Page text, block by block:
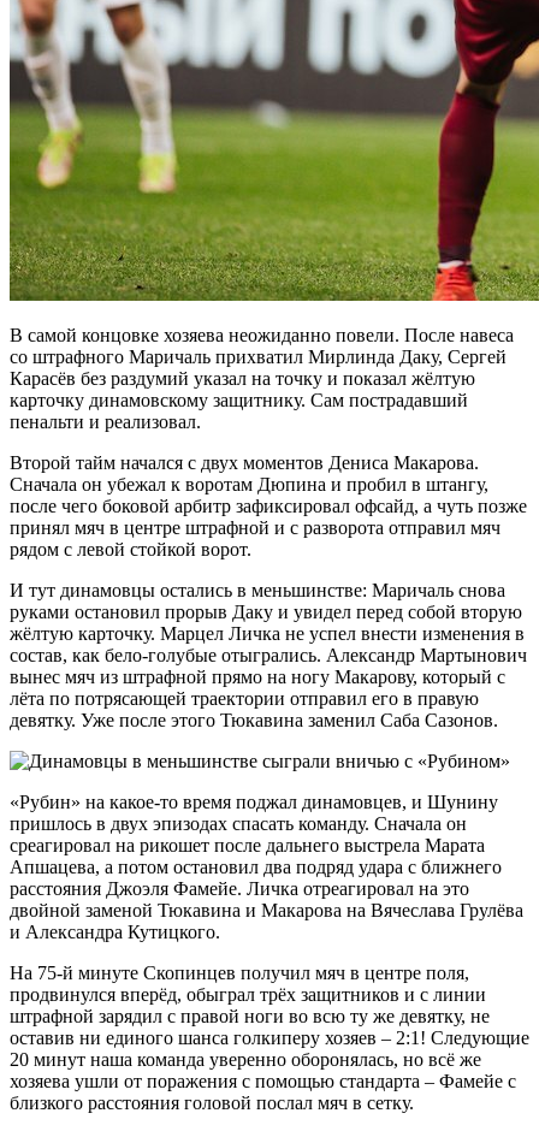
В самой концовке хозяева неожиданно повели. После навеса
со штрафного Маричаль прихватил Мирлинда Даку, Сергей
Карасёв без раздумий указал на точку и показал жёлтую
карточку динамовскому защитнику. Сам пострадавший
пенальти и реализовал.
Второй тайм начался с двух моментов Дениса Макарова.
Сначала он убежал к воротам Дюпина и пробил в штангу,
после чего боковой арбитр зафиксировал офсайд, а чуть позже
принял мяч в центре штрафной и с разворота отправил мяч
рядом с левой стойкой ворот.
И тут динамовцы остались в меньшинстве: Маричаль снова
руками остановил прорыв Даку и увидел перед собой вторую
жёлтую карточку. Марцел Личка не успел внести изменения в
состав, как бело-голубые отыгрались. Александр Мартынович
вынес мяч из штрафной прямо на ногу Макарову, который с
лёта по потрясающей траектории отправил его в правую
девятку. Уже после этого Тюкавина заменил Саба Сазонов.
«Рубин» на какое-то время поджал динамовцев, и Шунину
пришлось в двух эпизодах спасать команду. Сначала он
среагировал на рикошет после дальнего выстрела Марата
Апшацева, а потом остановил два подряд удара с ближнего
расстояния Джоэля Фамейе. Личка отреагировал на это
двойной заменой Тюкавина и Макарова на Вячеслава Грулёва
и Александра Кутицкого.
На 75-й минуте Скопинцев получил мяч в центре поля,
продвинулся вперёд, обыграл трёх защитников и с линии
штрафной зарядил с правой ноги во всю ту же девятку, не
оставив ни единого шанса голкиперу хозяев – 2:1! Следующие
20 минут наша команда уверенно оборонялась, но всё же
хозяева ушли от поражения с помощью стандарта – Фамейе с
близкого расстояния головой послал мяч в сетку.